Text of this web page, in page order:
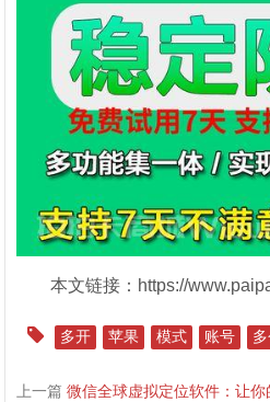
本文链接：https://
多开 苹果 模式 账号
上一篇微信全球虚拟定位软件：让